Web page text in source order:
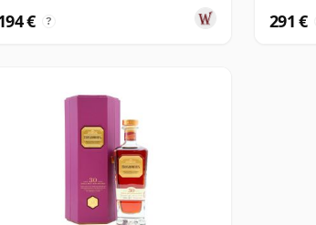
€ ? 291 €